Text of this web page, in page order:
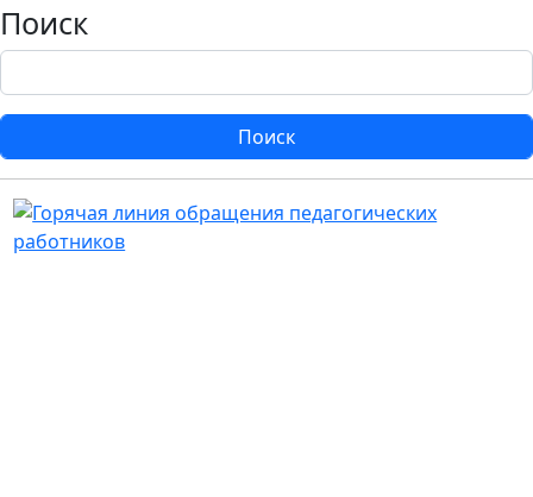
Поиск
Поиск